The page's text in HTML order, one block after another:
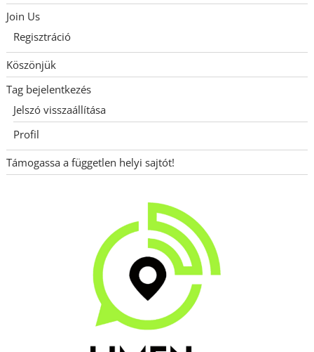
Join Us
Regisztráció
Köszönjük
Tag bejelentkezés
Jelszó visszaállítása
Profil
Támogassa a független helyi sajtót!